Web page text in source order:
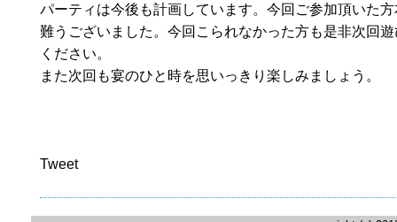
パーティは今後も計画しています。今回ご参加頂いた
難うございました。今回こられなかった方も是非次回
ください。
また次回も宴のひと時を思いっきり楽しみましょう。
Tweet